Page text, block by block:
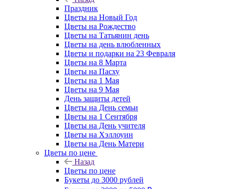
Праздник
Цветы на Новый Год
Цветы на Рождество
Цветы на Татьянин день
Цветы на день влюбленных
Цветы и подарки на 23 Февраля
Цветы на 8 Марта
Цветы на Пасху
Цветы на 1 Мая
Цветы на 9 Мая
День защиты детей
Цветы на День семьи
Цветы на 1 Сентября
Цветы на День учителя
Цветы на Хэллоуин
Цветы на День Матери
Цветы по цене
Назад
Цветы по цене
Букеты до 3000 рублей